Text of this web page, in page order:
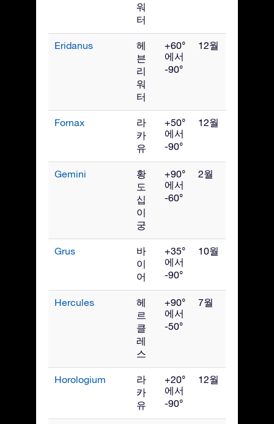
워
터
Eridanus
헤
븐
리
워
터
+60°
에서
-90°
12월
Fornax
라
카
유
+50°
에서
-90°
12월
Gemini
황
도
십
이
궁
+90°
에서
-60°
2월
Grus
바
이
어
+35°
에서
-90°
10월
Hercules
헤
르
클
레
스
+90°
에서
-50°
7월
Horologium
라
카
유
+20°
에서
-90°
12월